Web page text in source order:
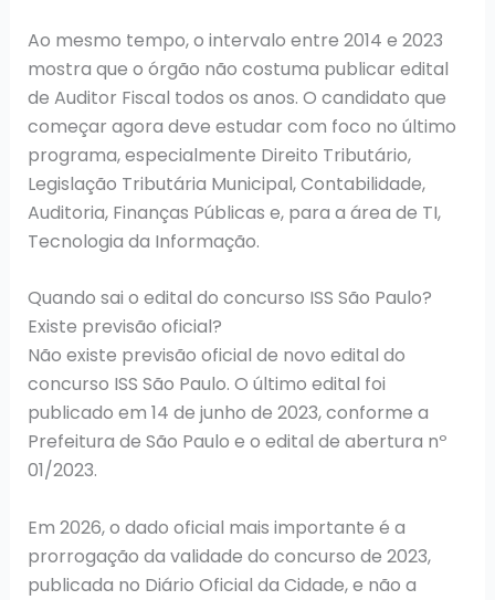
Ao mesmo tempo, o intervalo entre 2014 e 2023
mostra que o órgão não costuma publicar edital
de Auditor Fiscal todos os anos. O candidato que
começar agora deve estudar com foco no último
programa, especialmente Direito Tributário,
Legislação Tributária Municipal, Contabilidade,
Auditoria, Finanças Públicas e, para a área de TI,
Tecnologia da Informação.
Quando sai o edital do concurso ISS São Paulo?
Existe previsão oficial?
Não existe previsão oficial de novo edital do
concurso ISS São Paulo. O último edital foi
publicado em 14 de junho de 2023, conforme a
Prefeitura de São Paulo e o edital de abertura nº
01/2023.
Em 2026, o dado oficial mais importante é a
prorrogação da validade do concurso de 2023,
publicada no Diário Oficial da Cidade, e não a